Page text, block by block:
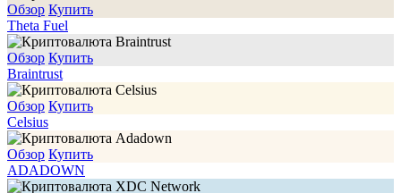
Обзор Купить
Theta Fuel
Обзор Купить
Braintrust
Обзор Купить
Celsius
Обзор Купить
ADADOWN